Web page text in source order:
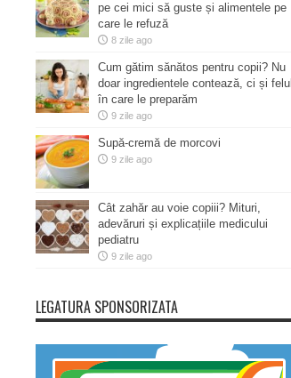
pe cei mici să guste și alimentele pe
care le refuză
8 zile ago
Cum gătim sănătos pentru copii? Nu
doar ingredientele contează, ci și felul
în care le preparăm
9 zile ago
Supă-cremă de morcovi
9 zile ago
Cât zahăr au voie copiii? Mituri,
adevăruri și explicațiile medicului
pediatru
9 zile ago
LEGATURA SPONSORIZATA